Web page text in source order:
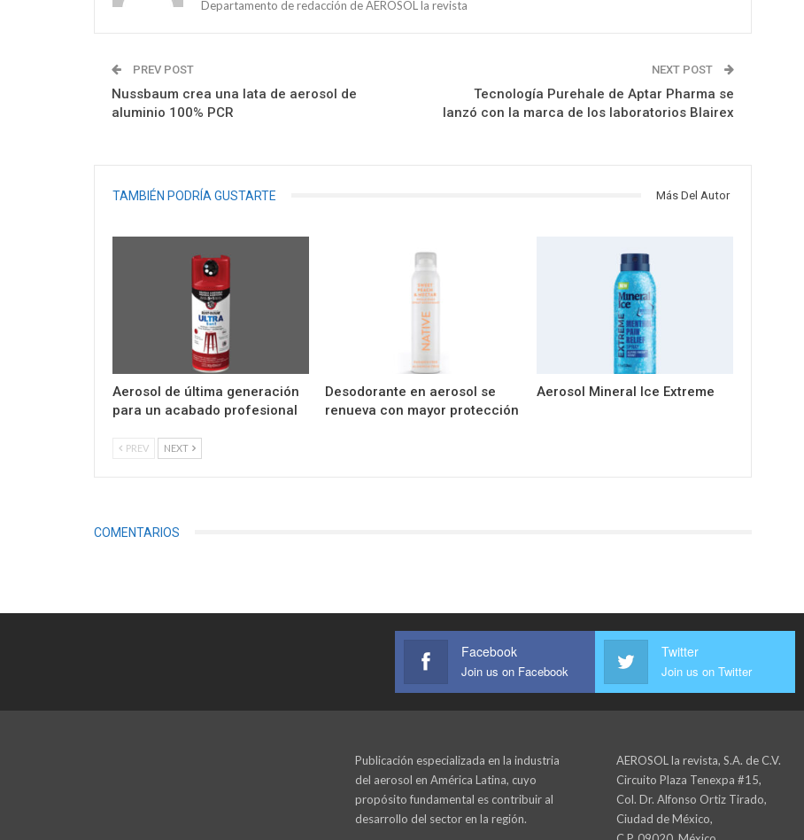
Departamento de redacción de AEROSOL la revista
PREV POST
Nussbaum crea una lata de aerosol de
aluminio 100% PCR
NEXT POST
Tecnología Purehale de Aptar Pharma se
lanzó con la marca de los laboratorios Blairex
TAMBIÉN PODRÍA GUSTARTE Más Del Autor
Aerosol de última generación
para un acabado profesional
Desodorante en aerosol se
renueva con mayor protección
Aerosol Mineral Ice Extreme
PREV NEXT
COMENTARIOS
Facebook
Join us on Facebook
Twitter
Join us on Twitter
Publicación especializada en la industria
del aerosol en América Latina, cuyo
propósito fundamental es contribuir al
desarrollo del sector en la región.
AEROSOL la revista, S.A. de C.V.
Circuito Plaza Tenexpa #15,
Col. Dr. Alfonso Ortiz Tirado,
Ciudad de México,